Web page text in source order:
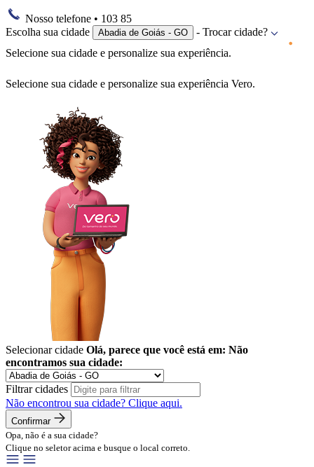
Nosso telefone • 103 85
Escolha sua cidade
Abadia de Goiás - GO
- Trocar cidade?
Selecione sua cidade e personalize sua experiência.
Selecione sua cidade e personalize sua experiência Vero.
Selecionar cidade Olá, parece que você está em: Não
encontramos sua cidade:
Filtrar cidades
Não encontrou sua cidade? Clique aqui.
Confirmar
Opa, não é a sua cidade?
Clique no seletor acima e busque o local correto.